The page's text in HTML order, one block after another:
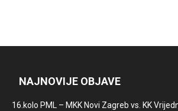
NAJNOVIJE OBJAVE
16.kolo PML – MKK Novi Zagreb vs. KK